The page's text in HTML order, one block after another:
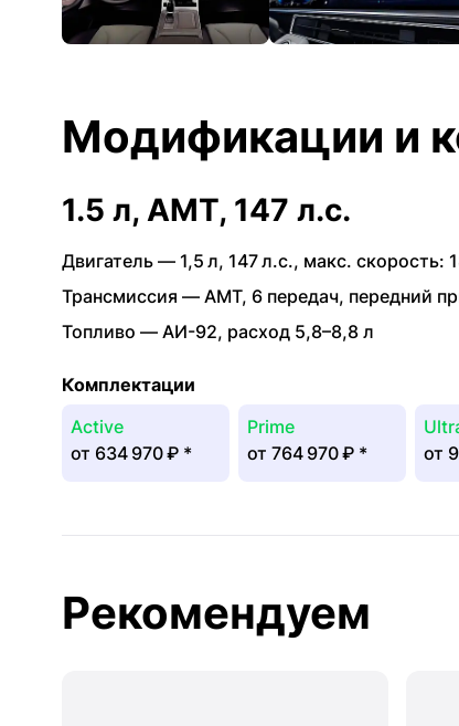
Модификации и
1.5 л, AMT, 147 л.с.
Двигатель — 1,5 л, 147 л.с., макс. скорость:
Трансмиссия — AMT, 6 передач, передний
Топливо — АИ-92, расход 5,8–8,8 л
Комплектации
Active
от 634 970 ₽ *
Prime
от 764 970 ₽ *
от
Рекомендуем